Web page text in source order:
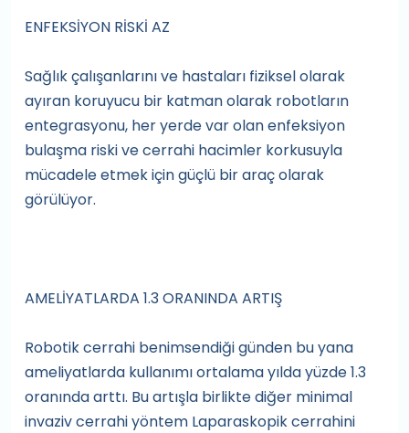
ENFEKSİYON RİSKİ AZ
Sağlık çalışanlarını ve hastaları fiziksel olarak
ayıran koruyucu bir katman olarak robotların
entegrasyonu, her yerde var olan enfeksiyon
bulaşma riski ve cerrahi hacimler korkusuyla
mücadele etmek için güçlü bir araç olarak
görülüyor.
AMELİYATLARDA 1.3 ORANINDA ARTIŞ
Robotik cerrahi benimsendiği günden bu yana
ameliyatlarda kullanımı ortalama yılda yüzde 1.3
oranında arttı. Bu artışla birlikte diğer minimal
invaziv cerrahi yöntem Laparaskopik cerrahini